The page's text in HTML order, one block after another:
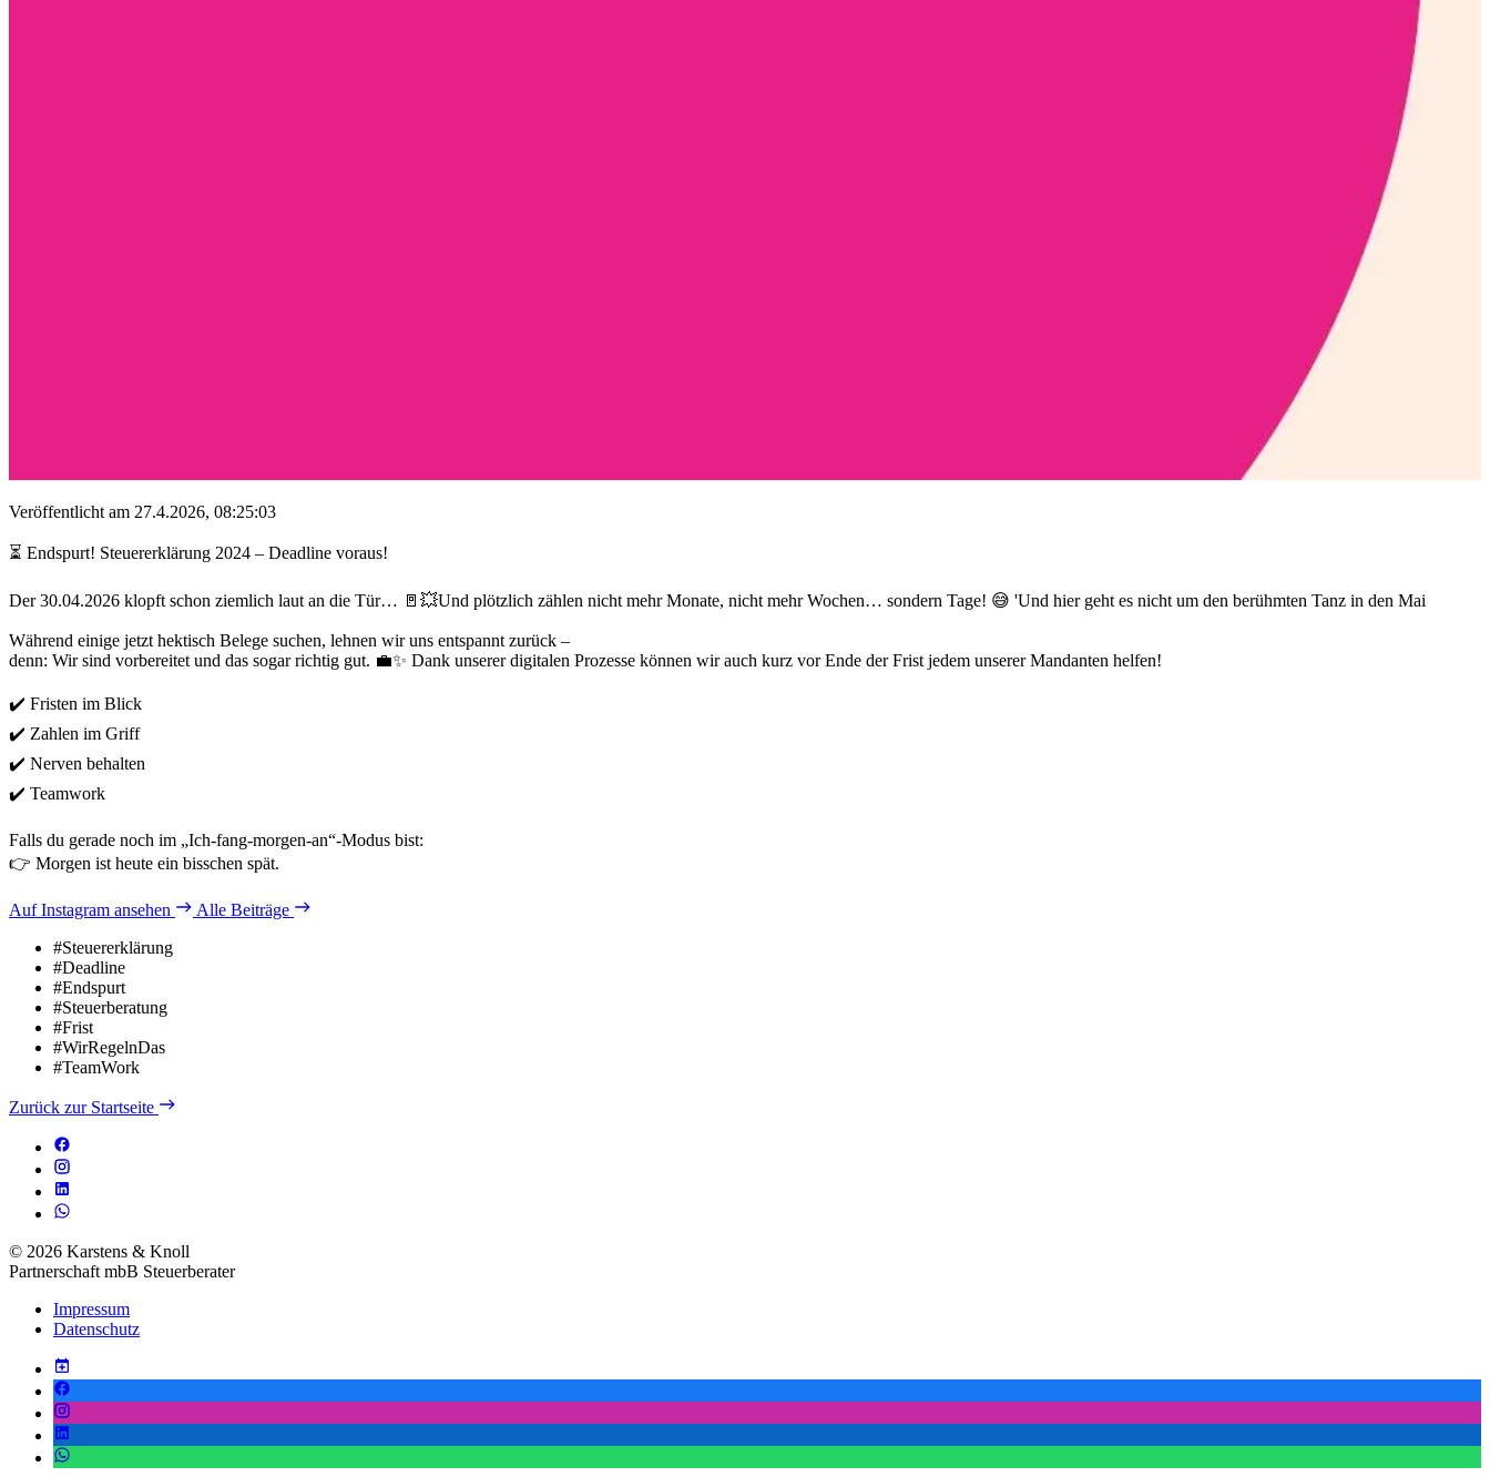
Veröffentlicht am 27.4.2026, 08:25:03
⏳ Endspurt! Steuererklärung 2024 – Deadline voraus!
Der 30.04.2026 klopft schon ziemlich laut an die Tür… 🚪💥Und plötzlich zählen nicht mehr Monate, nicht mehr Wochen… sondern Tage! 😅 'Und hier geht es nicht um den berühmten Tanz in den Mai
Während einige jetzt hektisch Belege suchen, lehnen wir uns entspannt zurück –
denn: Wir sind vorbereitet und das sogar richtig gut. 💼✨ Dank unserer digitalen Prozesse können wir auch kurz vor Ende der Frist jedem unserer Mandanten helfen!
✔️ Fristen im Blick
✔️ Zahlen im Griff
✔️ Nerven behalten
✔️ Teamwork
Falls du gerade noch im „Ich-fang-morgen-an“-Modus bist:
👉 Morgen ist heute ein bisschen spät.
Auf Instagram ansehen
Alle Beiträge
#Steuererklärung
#Deadline
#Endspurt
#Steuerberatung
#Frist
#WirRegelnDas
#TeamWork
Zurück zur Startseite
© 2026 Karstens & Knoll
Partnerschaft mbB Steuerberater
Impressum
Datenschutz